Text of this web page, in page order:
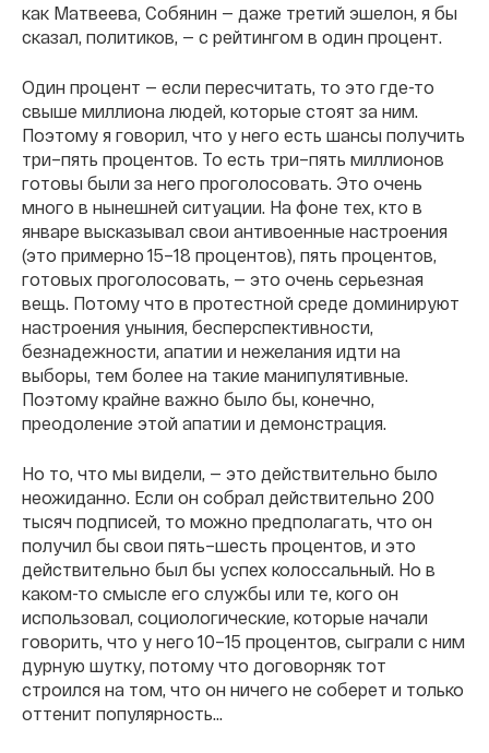
как Матвеева, Собянин — даже третий эшелон, я бы
сказал, политиков, — с рейтингом в один процент.
Один процент — если пересчитать, то это где-то
свыше миллиона людей, которые стоят за ним.
Поэтому я говорил, что у него есть шансы получить
три–пять процентов. То есть три–пять миллионов
готовы были за него проголосовать. Это очень
много в нынешней ситуации. На фоне тех, кто в
январе высказывал свои антивоенные настроения
(это примерно 15–18 процентов), пять процентов,
готовых проголосовать, — это очень серьезная
вещь. Потому что в протестной среде доминируют
настроения уныния, бесперспективности,
безнадежности, апатии и нежелания идти на
выборы, тем более на такие манипулятивные.
Поэтому крайне важно было бы, конечно,
преодоление этой апатии и демонстрация.
Но то, что мы видели, — это действительно было
неожиданно. Если он собрал действительно 200
тысяч подписей, то можно предполагать, что он
получил бы свои пять–шесть процентов, и это
действительно был бы успех колоссальный. Но в
каком-то смысле его службы или те, кого он
использовал, социологические, которые начали
говорить, что у него 10–15 процентов, сыграли с ним
дурную шутку, потому что договорняк тот
строился на том, что он ничего не соберет и только
оттенит популярность...